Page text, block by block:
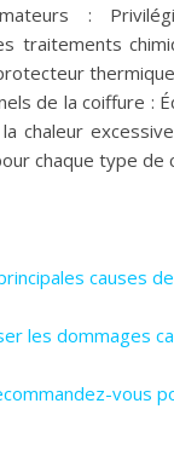
:
traitements
de la coiffure :
chaleur
chaque type de
causes
les dommages
vous